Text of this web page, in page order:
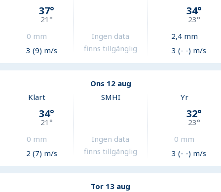
37°
21°
0 mm
3 (9) m/s
Ingen data
finns tillgänglig
34°
23°
2,4mm
3 (- -) m/s
Ons 12 aug
Klart
34°
21°
0 mm
2 (7) m/s
SMHI
Ingen data
finns tillgänglig
Yr
32°
23°
0 mm
3 (- -) m/s
Tor 13 aug